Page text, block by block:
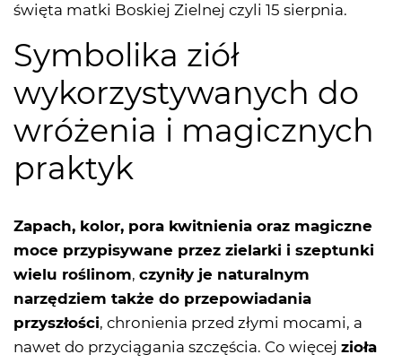
święta matki Boskiej Zielnej czyli 15 sierpnia.
Symbolika ziół
wykorzystywanych do
wróżenia i magicznych
praktyk
Zapach, kolor, pora kwitnienia oraz magiczne
moce przypisywane przez zielarki i szeptunki
wielu roślinom, czyniły je naturalnym
narzędziem także do przepowiadania
przyszłości, chronienia przed złymi mocami, a
nawet do przyciągania szczęścia. Co więcej zioła